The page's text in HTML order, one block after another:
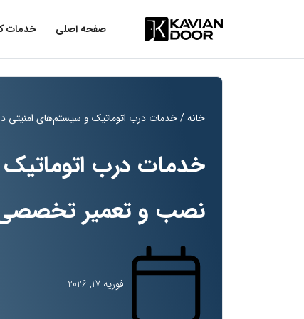
صفحه اصلی خدمات
خانه/ خدمات درب اتوماتیک و سیستم‌های
خدمات درب
نصب و تعمیر
فوریه 17, 2026